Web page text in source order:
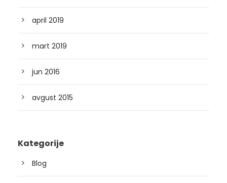
april 2019
mart 2019
jun 2016
avgust 2015
Kategorije
Blog